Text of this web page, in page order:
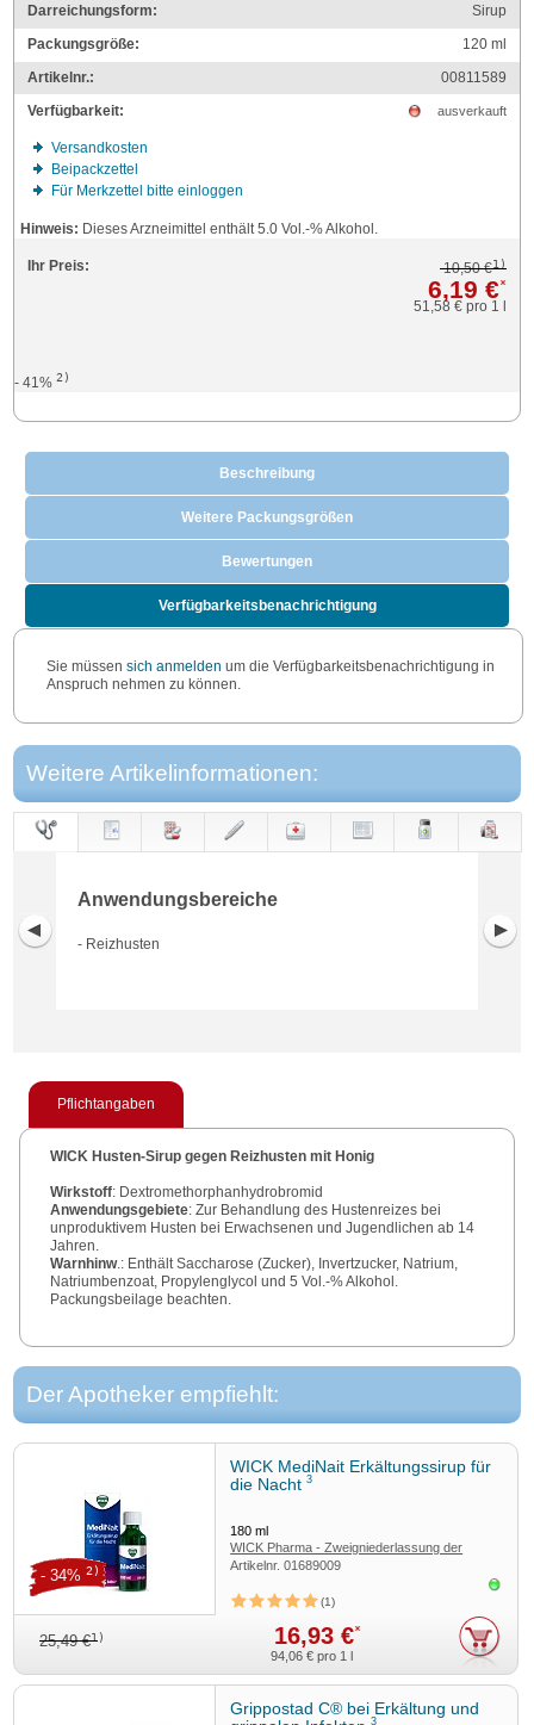
Darreichungsform:
Sirup
Packungsgröße:
120ml
Artikelnr.:
00811589
Verfügbarkeit:
ausverkauft
Versandkosten
Beipackzettel
Für Merkzettel bitte einloggen
Hinweis: Dieses Arzneimittel enthält 5.0 Vol.-% Alkohol.
Ihr Preis: 10,50 €1)
6,19 €*
51,58 € pro 1 l
- 41%2)
Beschreibung
Weitere Packungsgrößen
Bewertungen
Verfügbarkeitsbenachrichtigung
Sie müssen sich anmelden um die Verfügbarkeitsbenachrichtigung in
Anspruch nehmen zu können.
Weitere Artikelinformationen:
Anwendungsbereiche
- Reizhusten
Pflichtangaben
WICK Husten-Sirup gegen Reizhusten mit Honig
Wirkstoff: Dextromethorphanhydrobromid
Anwendungsgebiete: Zur Behandlung des Hustenreizes bei
unproduktivem Husten bei Erwachsenen und Jugendlichen ab 14
Jahren.
Warnhinw.: Enthält Saccharose (Zucker), Invertzucker, Natrium,
Natriumbenzoat, Propylenglycol und 5 Vol.-% Alkohol.
Packungsbeilage beachten.
WICK Pharma, Zweigniederlassung der Procter & Gamble GmbH,
65824 Schwalbach
Stand: Dezember 2023
Der Apotheker empfiehlt:
WICK MediNait Erkältungssirup für
die Nacht3
180ml
WICK Pharma - Zweigniederlassung der
Procter & Gamble GmbH
Artikelnr.01689009
1
25,49 €1) 16,93 €*
- 34% 2)
94,06 € pro 1 l
Grippostad C® bei Erkältung und
3